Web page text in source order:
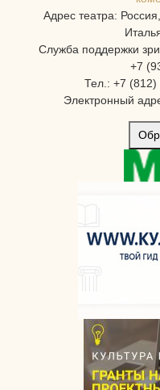
Адрес театра:
Служба поддержки
+7
Тел.: +7
Электронный